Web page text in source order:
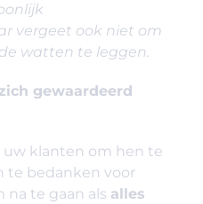
vergeet ook niet om
watten te leggen.
gewaardeerd
klanten om hen te
te bedanken voor
na te gaan als alles